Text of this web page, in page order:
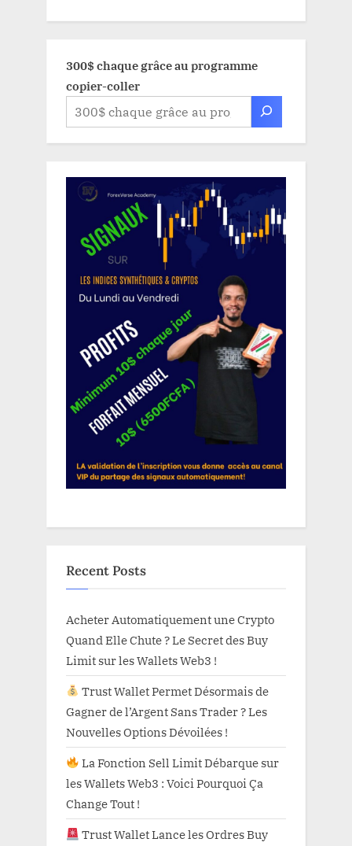
300$ chaque grâce au programme
copier-coller
Recent Posts
Acheter Automatiquement une Crypto
Quand Elle Chute ? Le Secret des Buy
Limit sur les Wallets Web3 !
Trust Wallet Permet Désormais de
Gagner de l’Argent Sans Trader ? Les
Nouvelles Options Dévoilées !
La Fonction Sell Limit Débarque sur
les Wallets Web3 : Voici Pourquoi Ça
Change Tout !
Trust Wallet Lance les Ordres Buy